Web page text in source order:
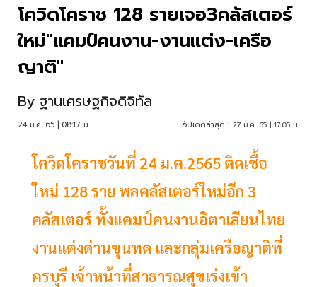
โควิดโคราช 128 รายเจอ3คลัสเตอร์
ใหม่"แคมป์คนงาน-งานแต่ง-เครือ
ญาติ"
By ฐานเศรษฐกิจดิจิทัล
24 ม.ค. 65 | 08:17 น. อัปเดตล่าสุด : 27 ม.ค. 65 | 17:05 น.
โควิดโคราชวันที่ 24 ม.ค.2565 ติดเชื้อ
ใหม่ 128 ราย พลคลัสเตอร์ใหม่อีก 3
คลัสเตอร์ ทั้งแคมป์คนงานอิตาเลียนไทย
งานแต่งด่านขุนทด และกลุ่มเครือญาติที่
ครบุรี เจ้าหน้าที่สาธารณสุขเร่งเข้า